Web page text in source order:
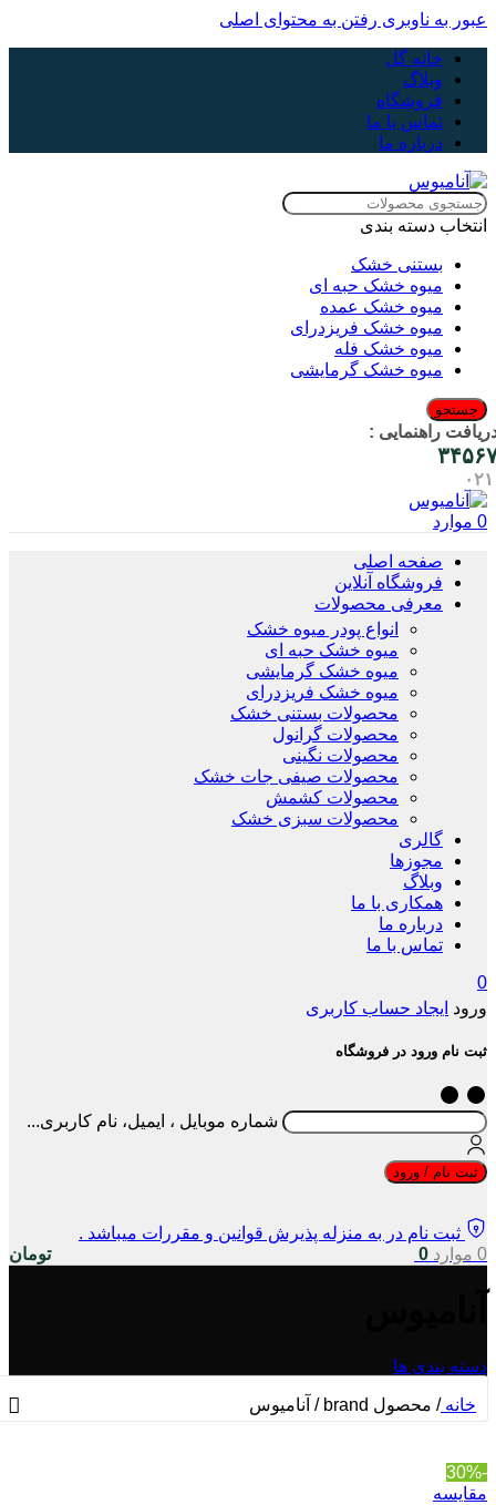
عبور به ناوبری رفتن به محتوای اصلی
خانه گل
وبلاگ
فروشگاه
تماس با ما
درباره ما
انتخاب دسته بندی
بستنی خشک
میوه خشک حبه ای
میوه خشک عمده
میوه خشک فریزدرای
میوه خشک فله
میوه خشک گرمایشی
جستجو
راهنمایی :
۰۲۱
0 موارد
صفحه اصلی
فروشگاه آنلاین
معرفی محصولات
انواع پودر میوه خشک
میوه خشک حبه ای
میوه خشک گرمایشی
میوه خشک فریزدرای
محصولات بستنی خشک
محصولات گرانول
محصولات نگینی
محصولات صیفی جات خشک
محصولات کشمش
محصولات سبزی خشک
گالری
مجوزها
وبلاگ
همکاری با ما
درباره ما
تماس با ما
0
ورود ایجاد حساب کاربری
ثبت نام ورود در فروشگاه
شماره موبایل ، ایمیل، نام کاربری...
ثبت نام / ورود
ثبت نام در به منزله پذیرش قوانین و مقررات میباشد .
0 موارد 0 تومان
دسته بندی ها
خانه/ محصول brand / آنامیوس
-30%
مقایسه